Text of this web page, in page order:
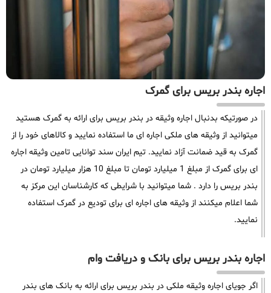
اجاره بندر بریس برای گمرک
در صورتیکه بدنبال اجاره وثیقه در بندر بریس برای ارائه به گمرک هستید
میتوانید از وثیقه های ملکی اجاره ای ما استفاده نمایید و کالاهای خود را از
گمرک به قید ضمانت آزاد نمایید. تیم ایران سند توانایی تامین وثیقه اجاره
ای برای گمرک از مبلغ 1 میلیارد تومان تا مبلغ 10 هزار میلیارد تومان در
بندر بریس را دارد . شما میتوانید با شرایطی که کارشناسان این مرکز به
شما اعلام میکنند از وثیقه های اجاره ای برای تودیع در گمرک استفاده
نمایید.
اجاره بندر بریس برای بانک و دریافت وام
اگر جویای اجاره وثیقه ملکی در بندر بریس برای ارائه به بانک های بندر